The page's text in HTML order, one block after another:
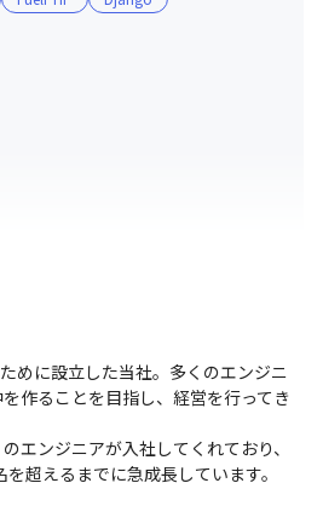
い」
たい」
チャレンジしたい」
たい」
みたい」など
！
めに設立した当社。多くのエンジニ
作ることを目指し、経営を行ってき
エンジニアが入社してくれており、
超えるまでに急成長しています。